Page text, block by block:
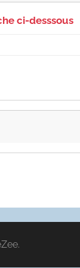
ci-desssous